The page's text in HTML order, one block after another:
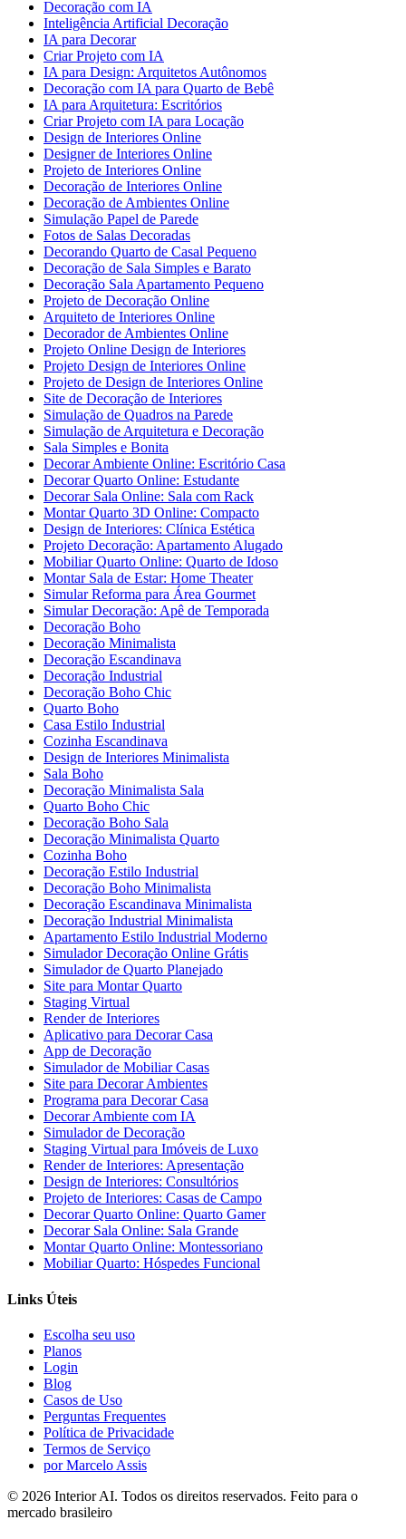
Decoração com IA
Inteligência Artificial Decoração
IA para Decorar
Criar Projeto com IA
IA para Design: Arquitetos Autônomos
Decoração com IA para Quarto de Bebê
IA para Arquitetura: Escritórios
Criar Projeto com IA para Locação
Design de Interiores Online
Designer de Interiores Online
Projeto de Interiores Online
Decoração de Interiores Online
Decoração de Ambientes Online
Simulação Papel de Parede
Fotos de Salas Decoradas
Decorando Quarto de Casal Pequeno
Decoração de Sala Simples e Barato
Decoração Sala Apartamento Pequeno
Projeto de Decoração Online
Arquiteto de Interiores Online
Decorador de Ambientes Online
Projeto Online Design de Interiores
Projeto Design de Interiores Online
Projeto de Design de Interiores Online
Site de Decoração de Interiores
Simulação de Quadros na Parede
Simulação de Arquitetura e Decoração
Sala Simples e Bonita
Decorar Ambiente Online: Escritório Casa
Decorar Quarto Online: Estudante
Decorar Sala Online: Sala com Rack
Montar Quarto 3D Online: Compacto
Design de Interiores: Clínica Estética
Projeto Decoração: Apartamento Alugado
Mobiliar Quarto Online: Quarto de Idoso
Montar Sala de Estar: Home Theater
Simular Reforma para Área Gourmet
Simular Decoração: Apê de Temporada
Decoração Boho
Decoração Minimalista
Decoração Escandinava
Decoração Industrial
Decoração Boho Chic
Quarto Boho
Casa Estilo Industrial
Cozinha Escandinava
Design de Interiores Minimalista
Sala Boho
Decoração Minimalista Sala
Quarto Boho Chic
Decoração Boho Sala
Decoração Minimalista Quarto
Cozinha Boho
Decoração Estilo Industrial
Decoração Boho Minimalista
Decoração Escandinava Minimalista
Decoração Industrial Minimalista
Apartamento Estilo Industrial Moderno
Simulador Decoração Online Grátis
Simulador de Quarto Planejado
Site para Montar Quarto
Staging Virtual
Render de Interiores
Aplicativo para Decorar Casa
App de Decoração
Simulador de Mobiliar Casas
Site para Decorar Ambientes
Programa para Decorar Casa
Decorar Ambiente com IA
Simulador de Decoração
Staging Virtual para Imóveis de Luxo
Render de Interiores: Apresentação
Design de Interiores: Consultórios
Projeto de Interiores: Casas de Campo
Decorar Quarto Online: Quarto Gamer
Decorar Sala Online: Sala Grande
Montar Quarto Online: Montessoriano
Mobiliar Quarto: Hóspedes Funcional
Links Úteis
Escolha seu uso
Planos
Login
Blog
Casos de Uso
Perguntas Frequentes
Política de Privacidade
Termos de Serviço
por Marcelo Assis
© 2026 Interior AI. Todos os direitos reservados. Feito para o
mercado brasileiro